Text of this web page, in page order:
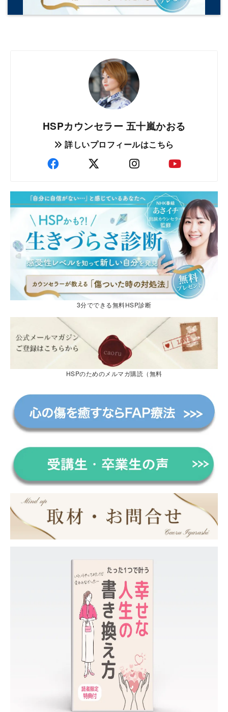
HSPカウンセラー 五十嵐かおる
詳しいプロフィールはこちら
3分でできる無料HSP診断
HSPのためのメルマガ購読（無料